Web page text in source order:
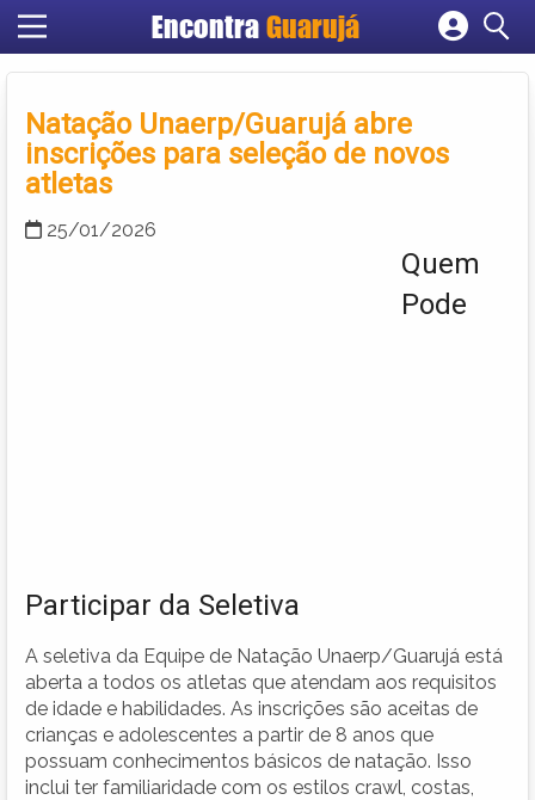
Encontra Guarujá
Cadastrar empresa
Criar conta
Natação Unaerp/Guarujá abre
inscrições para seleção de novos
atletas
25/01/2026
Quem
Pode
Participar da Seletiva
A seletiva da Equipe de Natação Unaerp/Guarujá está
aberta a todos os atletas que atendam aos requisitos
de idade e habilidades. As inscrições são aceitas de
crianças e adolescentes a partir de 8 anos que
possuam conhecimentos básicos de natação. Isso
inclui ter familiaridade com os estilos crawl, costas,